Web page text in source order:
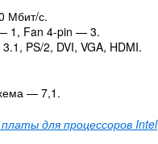
Мбит/с.
1, Fan 4-pin — 3.
PS/2, DVI, VGA, HDMI.
— 7,1.
для процессоров Intel